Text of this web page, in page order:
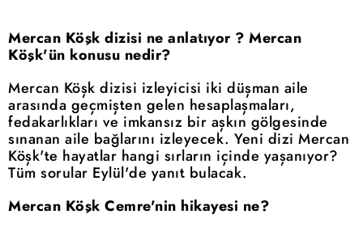
Mercan Köşk dizisi ne anlatıyor ? Mercan
Köşk'ün konusu nedir?
Mercan Köşk dizisi izleyicisi iki düşman aile
arasında geçmişten gelen hesaplaşmaları,
fedakarlıkları ve imkansız bir aşkın gölgesinde
sınanan aile bağlarını izleyecek. Yeni dizi Mercan
Köşk'te hayatlar hangi sırların içinde yaşanıyor?
Tüm sorular Eylül'de yanıt bulacak.
Mercan Köşk Cemre'nin hikayesi ne?